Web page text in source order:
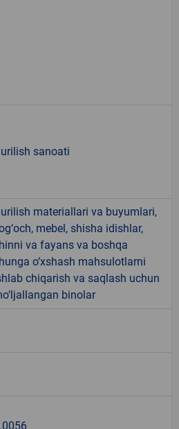
sanoati
materiallari va buyumlari,
mebel, shisha idishlar,
va fayans va boshqa
o‘xshash mahsulotlarni
chiqarish va saqlash uchun
binolar